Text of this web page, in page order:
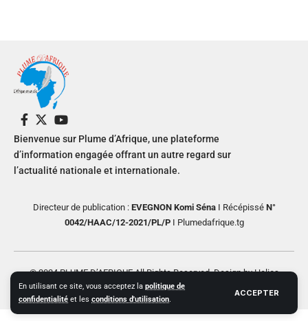
En utilisant ce site, vous acceptez la politique de
confidentialité et les conditions d'utilisation.
ACCEPTER
Bienvenue sur Plume d’Afrique, une plateforme
d’information engagée offrant un autre regard sur
l’actualité nationale et internationale.
Directeur de publication : EVEGNON Komi SénaI RécépisséN°
0042/HAAC/12-2021/PL/PI Plumedafrique.tg
© 2024 PLUME D’AFRIQUE All Rights Reserved. Design by Helios
Creative